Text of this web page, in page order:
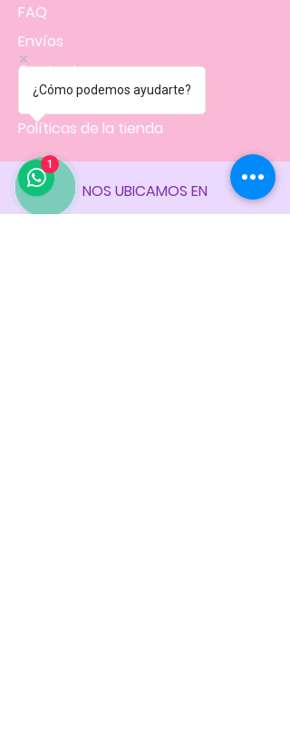
FAQ
Envíos
Contacto
Facturación
Políticas de la tienda
NOS UBICAMOS EN
¿Cómo podemos ayudarte?
1